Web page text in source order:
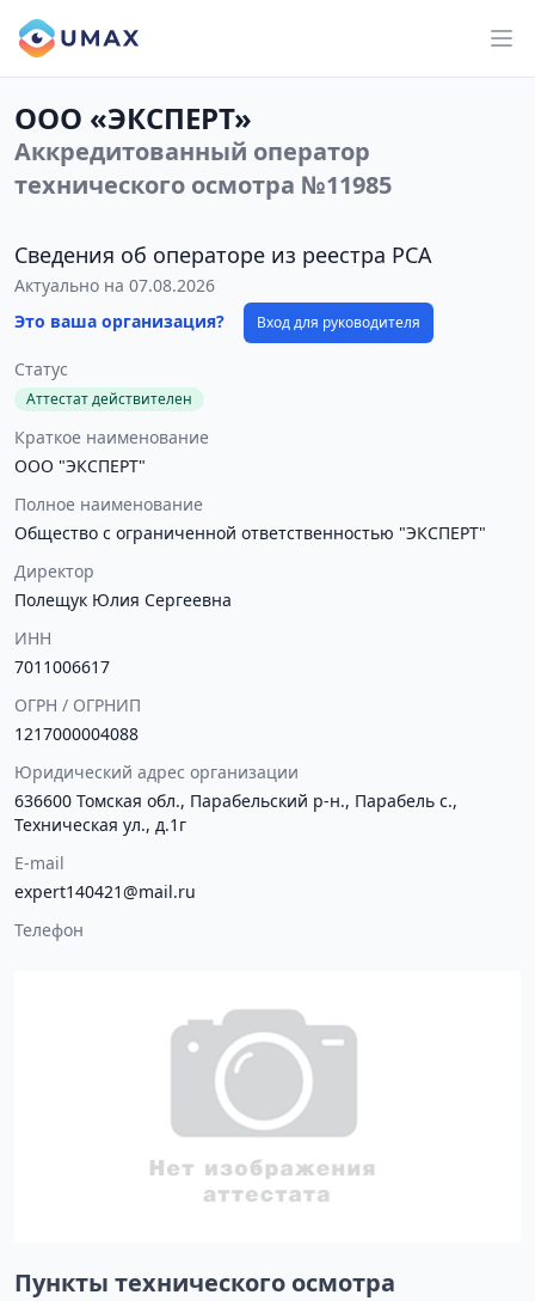
ООО «ЭКСПЕРТ»
Аккредитованный оператор
технического осмотра №11985
Сведения об операторе из реестра РСА
Актуально на 07.08.2026
Это ваша организация?
Вход для руководителя
Статус
Аттестат действителен
Краткое наименование
ООО "ЭКСПЕРТ"
Полное наименование
Общество с ограниченной ответственностью "ЭКСПЕРТ"
Директор
Полещук Юлия Сергеевна
ИНН
7011006617
ОГРН / ОГРНИП
1217000004088
Юридический адрес организации
636600 Томская обл., Парабельский р-н., Парабель с.,
Техническая ул., д.1г
E-mail
expert140421@mail.ru
Телефон
Пункты технического осмотра